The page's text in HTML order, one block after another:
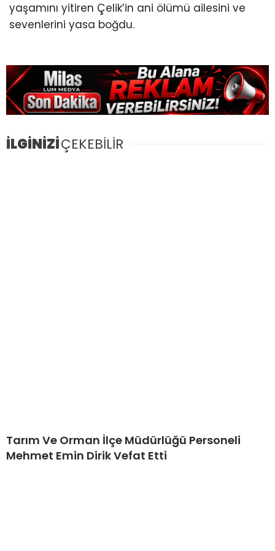
yaşamını yitiren Çelik’in ani ölümü ailesini ve
sevenlerini yasa boğdu.
İLGİNİZİÇEKEBİLİR
Tarım Ve Orman İlçe Müdürlüğü Personeli
Mehmet Emin Dirik Vefat Etti